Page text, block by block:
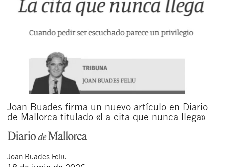
Joan Buades firma un nuevo artículo en Diario
de Mallorca titulado «La cita que nunca llega»
Joan Buades Feliu